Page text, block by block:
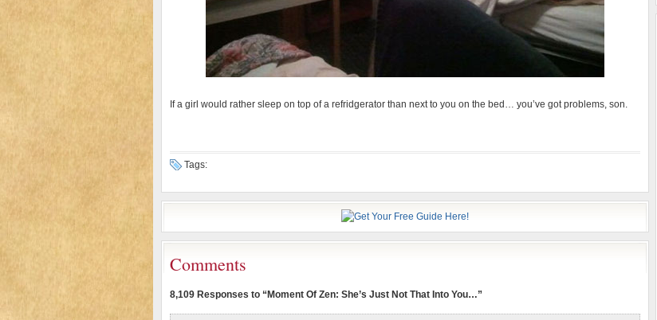
If a girl would rather sleep on top of a refridgerator than next to you on the bed… you’ve got problems, son.
Tags:
Comments
8,109 Responses to “Moment Of Zen: She’s Just Not That Into You…”